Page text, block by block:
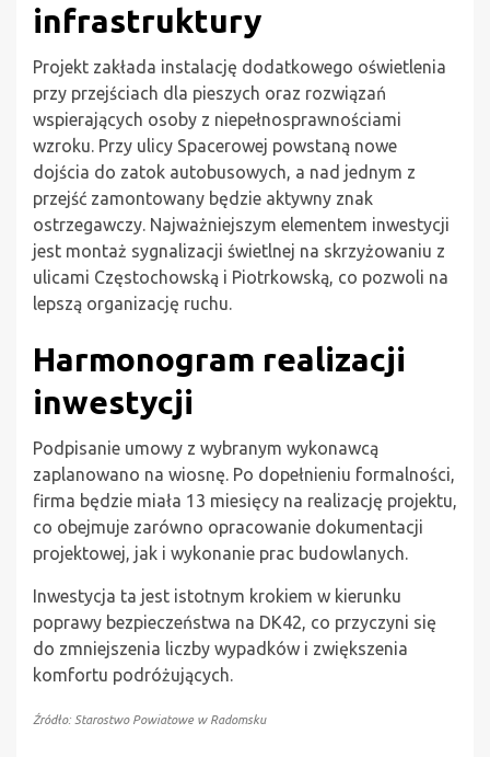
infrastruktury
Projekt zakłada instalację dodatkowego oświetlenia
przy przejściach dla pieszych oraz rozwiązań
wspierających osoby z niepełnosprawnościami
wzroku. Przy ulicy Spacerowej powstaną nowe
dojścia do zatok autobusowych, a nad jednym z
przejść zamontowany będzie aktywny znak
ostrzegawczy. Najważniejszym elementem inwestycji
jest montaż sygnalizacji świetlnej na skrzyżowaniu z
ulicami Częstochowską i Piotrkowską, co pozwoli na
lepszą organizację ruchu.
Harmonogram realizacji
inwestycji
Podpisanie umowy z wybranym wykonawcą
zaplanowano na wiosnę. Po dopełnieniu formalności,
firma będzie miała 13 miesięcy na realizację projektu,
co obejmuje zarówno opracowanie dokumentacji
projektowej, jak i wykonanie prac budowlanych.
Inwestycja ta jest istotnym krokiem w kierunku
poprawy bezpieczeństwa na DK42, co przyczyni się
do zmniejszenia liczby wypadków i zwiększenia
komfortu podróżujących.
Źródło: Starostwo Powiatowe w Radomsku